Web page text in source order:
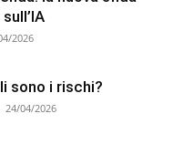
2026
sono i rischi?
24/04/2026